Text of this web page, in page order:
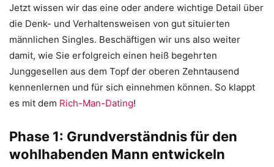
Jetzt wissen wir das eine oder andere wichtige Detail über
die Denk- und Verhaltensweisen von gut situierten
männlichen Singles. Beschäftigen wir uns also weiter
damit, wie Sie erfolgreich einen heiß begehrten
Junggesellen aus dem Topf der oberen Zehntausend
kennenlernen und für sich einnehmen können. So klappt
es mit dem Rich-Man-Dating!
Phase 1: Grundverständnis für den
wohlhabenden Mann entwickeln